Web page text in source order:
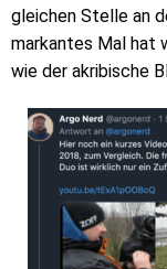
gleichen Stelle an
markantes Mal hat
wie der akribische